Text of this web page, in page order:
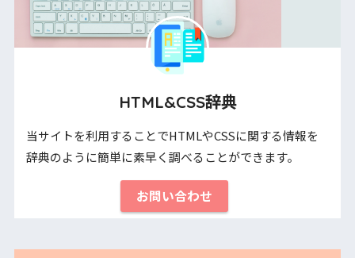
HTML&CSS辞典
当サイトを利用することでHTMLやCSSに関する情報を
辞典のように簡単に素早く調べることができます。
お問い合わせ